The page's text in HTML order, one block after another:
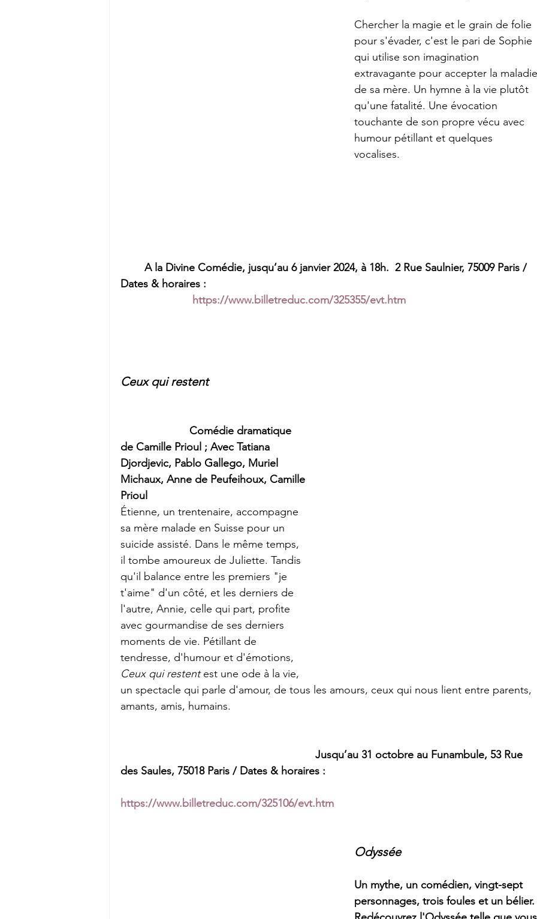
Chercher la magie et le grain de folie
pour s'évader, c'est le pari de Sophie
qui utilise son imagination
extravagante pour accepter la
de sa mère. Un hymne à la vie plutôt
qu'une fatalité. Une évocation
touchante de son propre vécu avec
humour pétillant et quelques
vocalises.
A la Divine Comédie, jusqu’au 6 janvier 2024, à 18h.  2 Rue Saulnier, 75009 Paris /
Dates & horaires :
https://www.billetreduc.com/325355/evt.htm
Ceux qui restent
Comédie dramatique
de Camille Prioul ; Avec Tatiana
Djordjevic, Pablo Gallego, Muriel
Michaux, Anne de Peufeihoux, Camille
Prioul
Étienne, un trentenaire, accompagne
sa mère malade en Suisse pour un
suicide assisté. Dans le même temps,
il tombe amoureux de Juliette. Tandis
qu'il balance entre les premiers "je
t'aime" d'un côté, et les derniers de
l'autre, Annie, celle qui part, profite
avec gourmandise de ses derniers
moments de vie. Pétillant de
tendresse, d'humour et d'émotions,
Ceux qui restent est une ode à la vie,
un spectacle qui parle d'amour, de tous les amours, ceux qui nous lient entre parents,
amants, amis, humains.
Jusqu’au 31 octobre au Funambule, 53 Rue
des Saules, 75018 Paris / Dates & horaires :
https://www.billetreduc.com/325106/evt.htm
Odyssée
Un mythe, un comédien, vingt-sept
personnages, trois foules et un bélier.